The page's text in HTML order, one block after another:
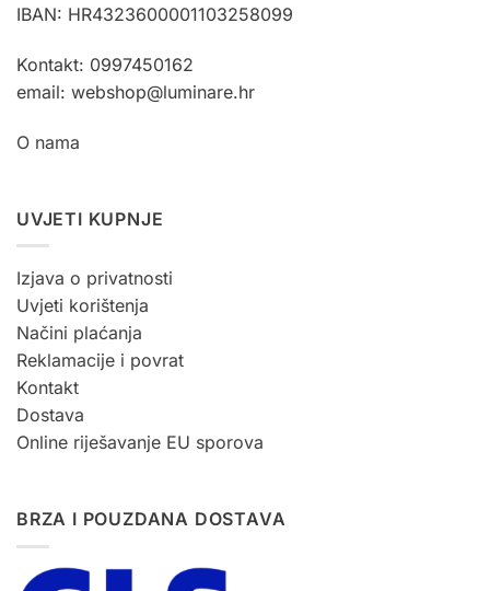
IBAN: HR4323600001103258099
Kontakt: 0997450162
email: webshop@luminare.hr
O nama
UVJETI KUPNJE
Izjava o privatnosti
Uvjeti korištenja
Načini plaćanja
Reklamacije i povrat
Kontakt
Dostava
Online riješavanje EU sporova
BRZA I POUZDANA DOSTAVA